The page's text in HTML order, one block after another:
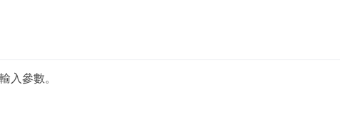
入參數。